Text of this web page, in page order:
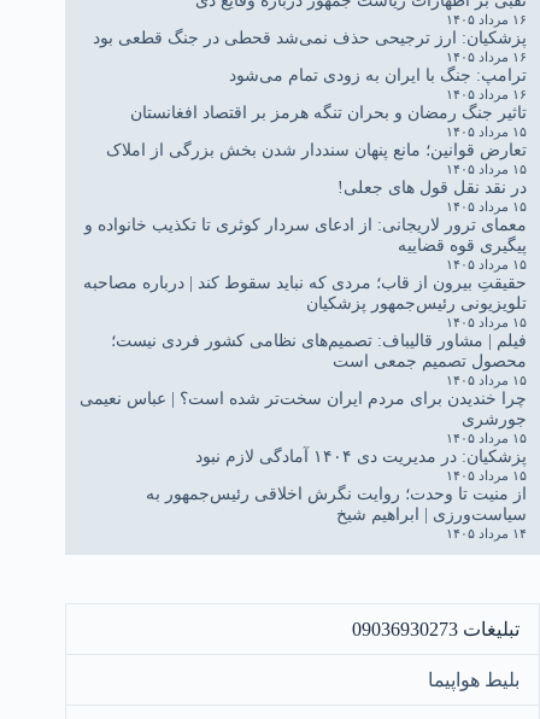
۱۶ مرداد ۱۴۰۵
پزشکیان: ارز ترجیحی حذف نمی‌شد قحطی در جنگ قطعی بود
۱۶ مرداد ۱۴۰۵
ترامپ: جنگ با ایران به زودی تمام می‌شود
۱۶ مرداد ۱۴۰۵
تاثیر جنگ رمضان و بحران تنگه هرمز بر اقتصاد افغانستان
۱۵ مرداد ۱۴۰۵
تعارض قوانین؛ مانع پنهان سنددار شدن بخش بزرگی از املاک
۱۵ مرداد ۱۴۰۵
در نقد نقل قول های جعلی!
۱۵ مرداد ۱۴۰۵
معمای ترور لاریجانی: از ادعای سردار کوثری تا تکذیب خانواده و
پیگیری قوه قضاییه
۱۵ مرداد ۱۴۰۵
حقیقتِ بیرون از قاب؛ مردی که نباید سقوط کند | درباره مصاحبه
تلویزیونی رئیس‌جمهور پزشکیان
۱۵ مرداد ۱۴۰۵
فیلم | مشاور قالیباف: تصمیم‌های نظامی کشور فردی نیست؛
محصول تصمیم جمعی است
۱۵ مرداد ۱۴۰۵
چرا خندیدن برای مردم ایران سخت‌تر شده است؟ | عباس نعیمی
جورشری
۱۵ مرداد ۱۴۰۵
پزشکیان: در مدیریت دی ۱۴۰۴ آمادگی لازم نبود
۱۵ مرداد ۱۴۰۵
از منیت تا وحدت؛ روایت نگرش اخلاقی رئیس‌جمهور به
سیاست‌ورزی | ابراهیم شیخ
۱۴ مرداد ۱۴۰۵
تبلیغات 09036930273
بلیط هواپیما